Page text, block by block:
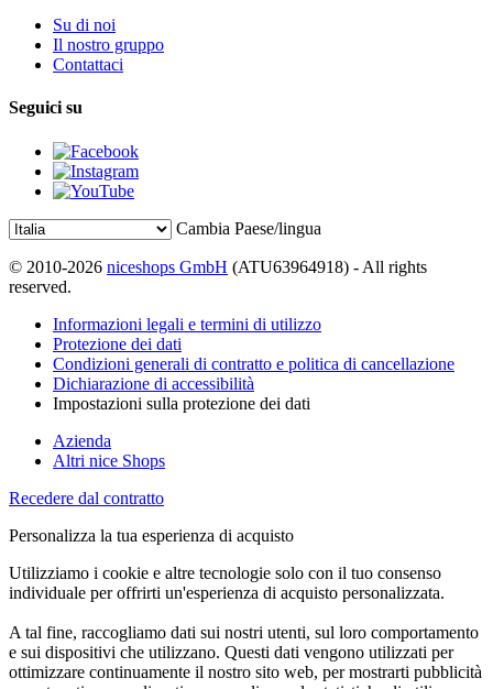
Su di noi
Il nostro gruppo
Contattaci
Seguici su
Cambia Paese/lingua
© 2010-2026 niceshops GmbH (ATU63964918) - All rights
reserved.
Informazioni legali e termini di utilizzo
Protezione dei dati
Condizioni generali di contratto e politica di cancellazione
Dichiarazione di accessibilità
Impostazioni sulla protezione dei dati
Azienda
Altri nice Shops
Recedere dal contratto
Personalizza la tua esperienza di acquisto
Utilizziamo i cookie e altre tecnologie solo con il tuo consenso
individuale per offrirti un'esperienza di acquisto personalizzata.
A tal fine, raccogliamo dati sui nostri utenti, sul loro comportamento
e sui dispositivi che utilizzano. Questi dati vengono utilizzati per
ottimizzare continuamente il nostro sito web, per mostrarti pubblicità